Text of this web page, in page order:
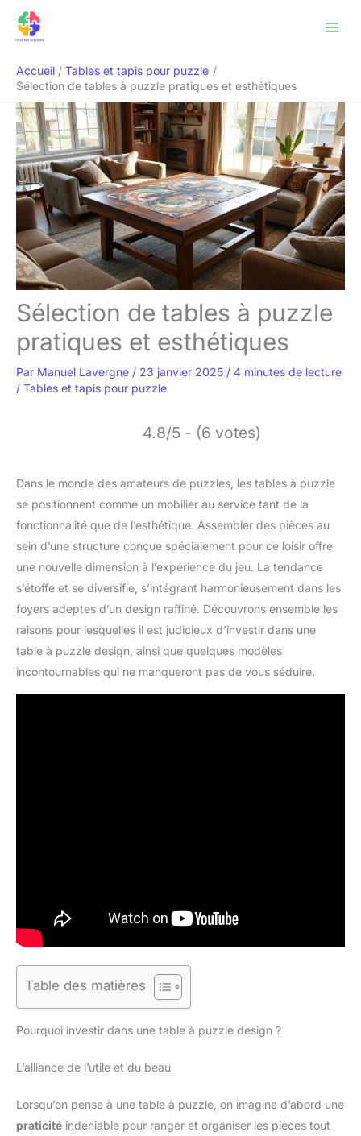
Accueil
Tables et tapis pour puzzle
Sélection de tables à puzzle pratiques et esthétiques
Sélection de tables à puzzle
pratiques et esthétiques
Par Manuel Lavergne / 23 janvier 2025 / 4 minutes de lecture
/ Tables et tapis pour puzzle
4.8/5 - (6 votes)
Dans le monde des amateurs de puzzles, les tables à puzzle
se positionnent comme un mobilier au service tant de la
fonctionnalité que de l’esthétique. Assembler des pièces au
sein d’une structure conçue spécialement pour ce loisir offre
une nouvelle dimension à l’expérience du jeu. La tendance
s’étoffe et se diversifie, s’intégrant harmonieusement dans les
foyers adeptes d’un design raffiné. Découvrons ensemble les
raisons pour lesquelles il est judicieux d’investir dans une
table à puzzle design, ainsi que quelques modèles
incontournables qui ne manqueront pas de vous séduire.
Table des matières
Pourquoi investir dans une table à puzzle design ?
L’alliance de l’utile et du beau
Lorsqu’on pense à une table à puzzle, on imagine d’abord une
praticité indéniable pour ranger et organiser les pièces tout
Rechercher